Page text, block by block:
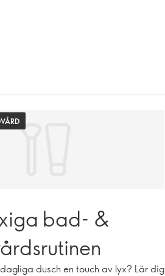
bad- &
dusch en touch av lyx? Lär dig